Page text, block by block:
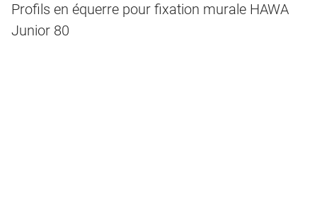
Profils en équerre pour fixation murale HAWA
Junior 80